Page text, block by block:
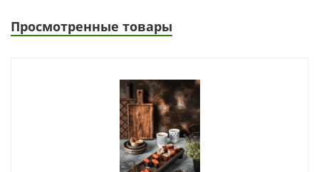
Просмотренные товары